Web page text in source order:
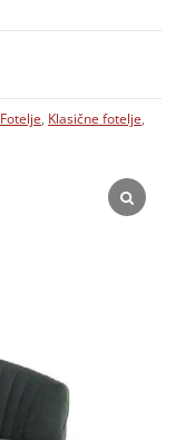
Fotelje, Klasične fotelje,